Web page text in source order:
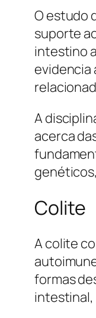
O estudo
suporte
intestino
evidencia
A
acerca
Colite
A colite
formas
intestinal,